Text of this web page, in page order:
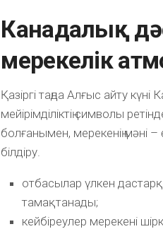
Канадалық
мерекелік
Қазіргі таңда Алғыс айту
мейірімділіктің символы
болғанымен, мерекенің мәні
білдіру.
отбасылар үлкен
тамақтанады;
кейбіреулер мерекені